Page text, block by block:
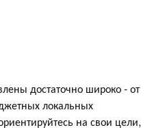
достаточно широко - от
локальных
на свои цели,